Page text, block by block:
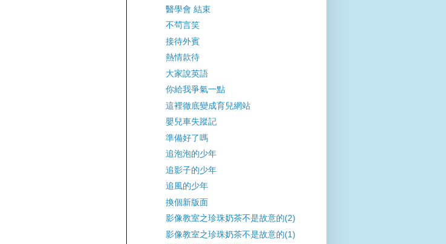
醫學會 結束
不茍言笑
接待外賓
熱情款待
大家說英語
你給我爭氣一點
這裡徹底變成育兒網站
嬰兒車失蹤記
準備好了嗎
追泡泡的少年
追影子的少年
追風的少年
換個新版面
影像教室之珍珠奶茶不是故意的(2)
影像教室之珍珠奶茶不是故意的(1)